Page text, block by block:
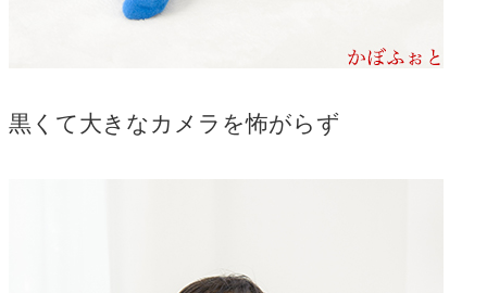
黒くて大きなカメラを怖がらず